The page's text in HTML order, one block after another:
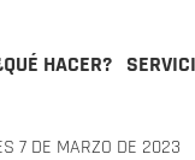
HACER?
7 DE MARZO DE 2023